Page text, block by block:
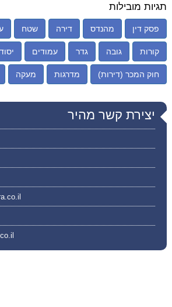
תגיות מובילות
פסק דין מהנדס דירה שטח
קורות גובה גדר עמודים
חוק המכר (דירות) מדרגות מעקה
יצירת קשר מהיר